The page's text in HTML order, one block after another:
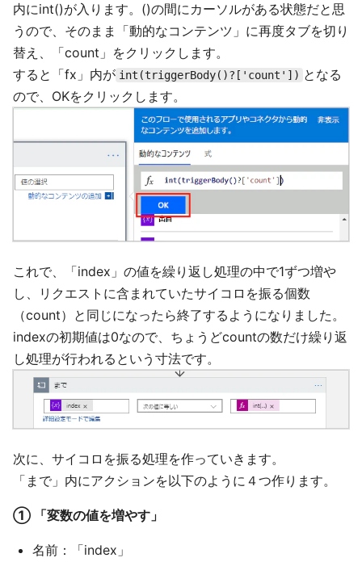
内にint()が入ります。()の間にカーソルがある状態だと思
うので、そのまま「動的なコンテンツ」に再度タブを切り
替え、「count」をクリックします。
すると「fx」内が int(triggerBody()?['count']) となる
ので、OKをクリックします。
これで、「index」の値を繰り返し処理の中で1ずつ増や
し、リクエストに含まれていたサイコロを振る個数
（count）と同じになったら終了するようになりました。
indexの初期値は0なので、ちょうどcountの数だけ繰り返
し処理が行われるという寸法です。
次に、サイコロを振る処理を作っていきます。
「まで」内にアクションを以下のように４つ作ります。
① 「変数の値を増やす」
名前：「index」